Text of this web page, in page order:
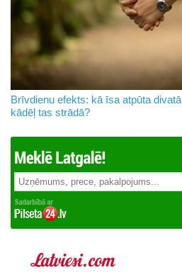
Brīvdienu efekts: kā īsa atpūta
kādēļ tas strādā?